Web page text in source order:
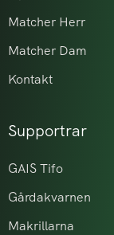
Matcher Herr
Matcher Dam
Kontakt
Supportrar
GAIS Tifo
Gårdakvarnen
Makrillarna